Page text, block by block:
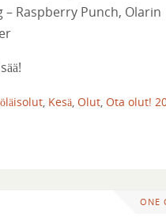
– Raspberry Punch, Olarin
Kesä Olut Ota olut!
ONE